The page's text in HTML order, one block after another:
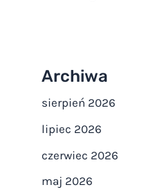
Archiwa
sierpień 2026
lipiec 2026
czerwiec 2026
maj 2026